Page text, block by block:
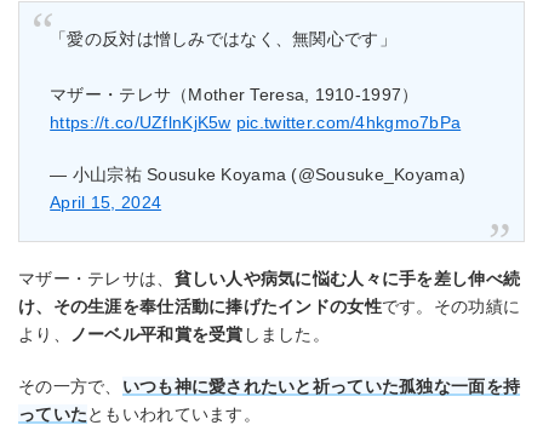
「愛の反対は憎しみではなく、無関心です」
マザー・テレサ（Mother Teresa, 1910-1997）
https://t.co/UZflnKjK5w pic.twitter.com/4hkgmo7bPa
— 小山宗祐 Sousuke Koyama (@Sousuke_Koyama)
April 15, 2024
マザー・テレサは、 貧しい人や病気に悩む人々に手を差し伸べ続
け、その生涯を奉仕活動に捧げたインドの女性です。その功績に
より、
ノーベル平和賞を受賞 しました。
その一方で、 いつも神に愛されたいと祈っていた孤独な一面を持
っていたともいわれています。